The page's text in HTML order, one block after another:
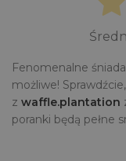
Fenomenalne
możliwe!
z waffle.plantation
poranki będą pełne